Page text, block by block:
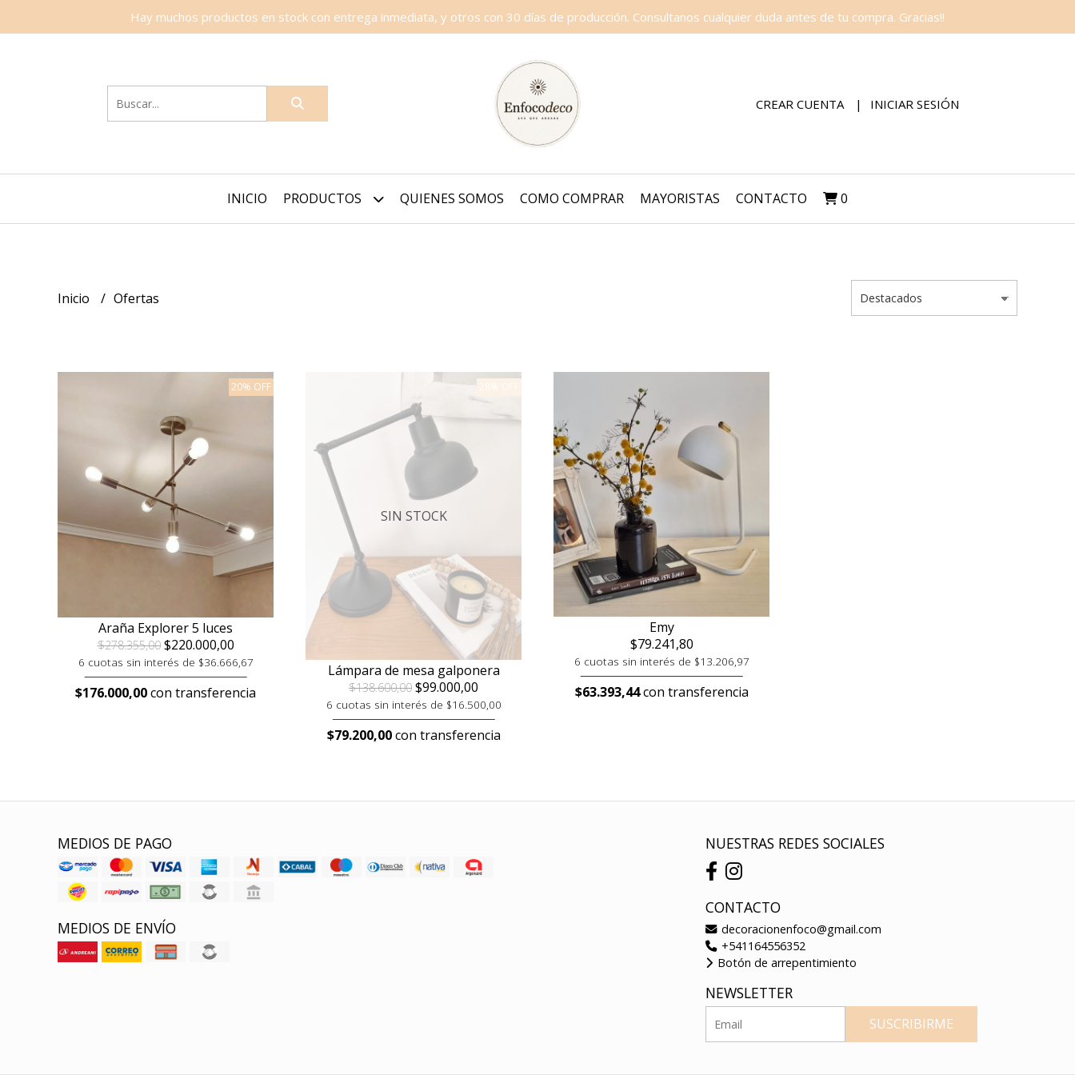
Hay muchos productos en stock con entrega inmediata, y otros con 30 días de producción. Consultanos cualquier duda antes de tu compra. Gracias!!
CREAR CUENTA INICIAR SESIÓN
INICIO PRODUCTOS QUIENES SOMOS COMO COMPRAR MAYORISTAS CONTACTO 0
Inicio Ofertas
20% OFF
Araña Explorer 5 luces
$278.355,00$220.000,00
6 cuotas sin interés de $36.666,67
$176.000,00con transferencia
SIN STOCK
Lámpara de mesa galponera
$138.600,00 $99.000,00
6 cuotas sin interés de $16.500,00
$79.200,00con transferencia
Emy
$79.241,80
6 cuotas sin interés de $13.206,97
$63.393,44con transferencia
MEDIOS DE PAGO
MEDIOS DE ENVÍO
NUESTRAS REDES SOCIALES
CONTACTO
decoracionenfoco@gmail.com
+541164556352
Botón de arrepentimiento
NEWSLETTER
SUSCRIBIRME